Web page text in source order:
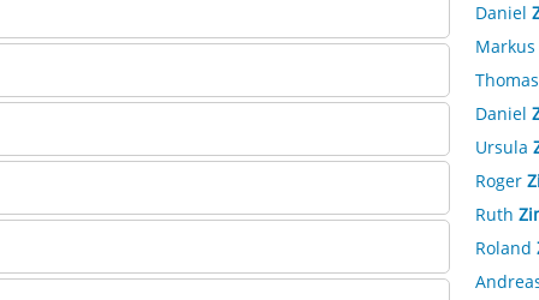
Daniel
Markus
Daniel
Ursula
Roger
Ruth
Roland